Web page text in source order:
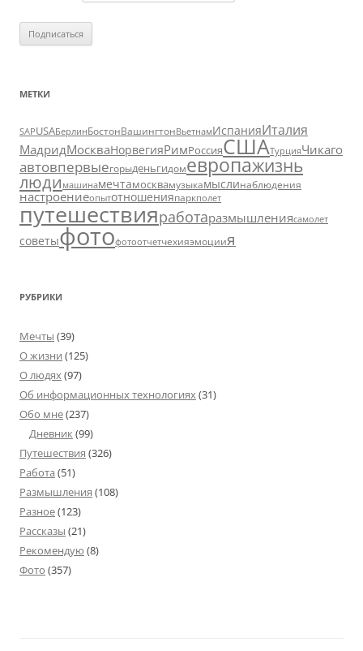
МЕТКИ
SAPUSAБерлинБостонВашингтонВьетнамИспанияИталия
МадридМоскваНорвегияРимРоссияСШАТурцияЧикаго
автовпервыегорыденьгидомевропажизнь
люди машинамечтамосквамузыкамыслинаблюдения
настроениеопытотношенияпаркполет
путешествияработаразмышлениясамолет
советыфотофотоотчетчехияэмоциия
РУБРИКИ
Мечты (39)
О жизни (125)
О людях(97)
Об информационных технологиях(31)
Обо мне(237)
Дневник(99)
Путешествия (326)
Работа (51)
Размышления (108)
Разное(123)
Рассказы (21)
Рекомендую (8)
Фото (357)